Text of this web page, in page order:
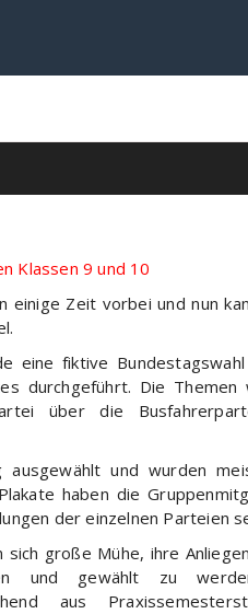
Klassen 9 und 10
einige Zeit vorbei und nun
eine fiktive
durchgeführt. Die
über die
und wurden
haben die
der einzelnen Parteien
sich große Mühe, ihre
und gewählt zu
aus